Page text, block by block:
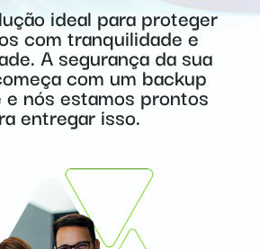
ideal para proteger
com tranquilidade e
A segurança da sua
com um backup
nós estamos prontos
entregar isso.